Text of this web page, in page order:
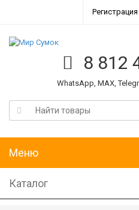
Регистрация
8 812
WhatsApp, MAX,
Меню
Каталог